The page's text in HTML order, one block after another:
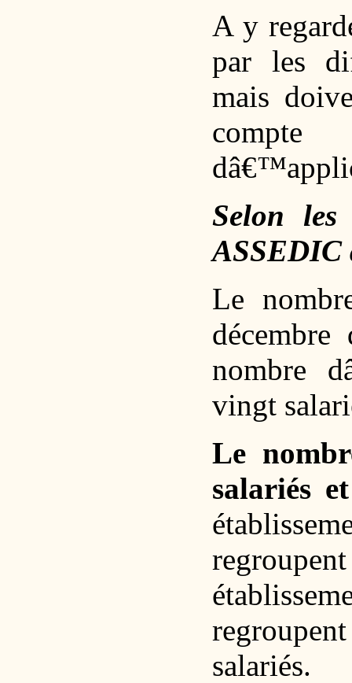
A y
par les
mais
compte
Selon
ASSEDIC
Le
nombre
vingt
Le
salariés
salariés.